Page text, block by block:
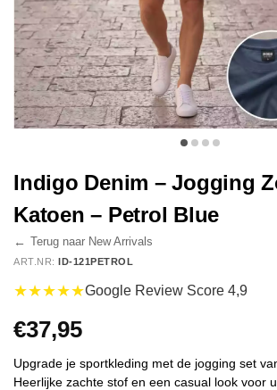
Indigo Denim – Jogging
Katoen – Petrol Blue
← Terug naar New Arrivals
ART.NR: ID-121PETROL
★★★★★Google Review Score 4,9
€37,95
Upgrade je sportkleding met de jogging set
Heerlijke zachte stof en een casual look voor